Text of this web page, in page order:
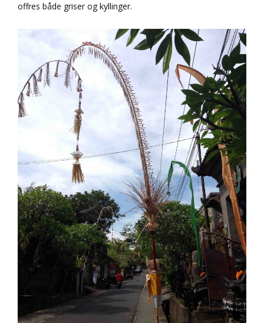
offres både griser og kyllinger.